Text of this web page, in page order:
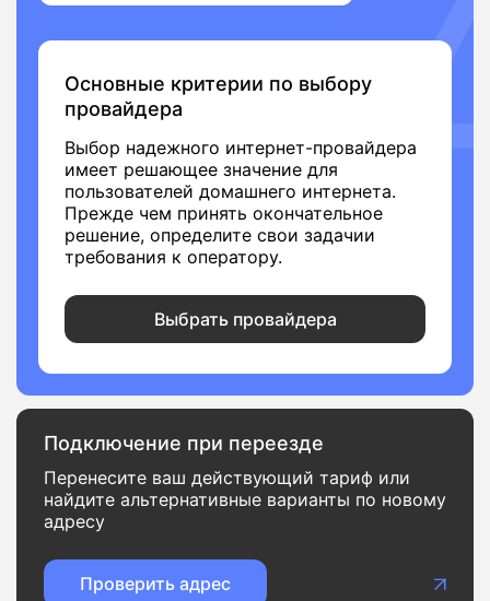
Основные критерии по выбору
провайдера
Выбор надежного интернет-провайдера
имеет решающее значение для
пользователей домашнего интернета.
Прежде чем принять окончательное
решение, определите свои задачии
требования к оператору.
Выбрать провайдера
Подключение при переезде
Перенесите ваш действующий тариф или
найдите альтернативные варианты по новому
адресу
Проверить адрес